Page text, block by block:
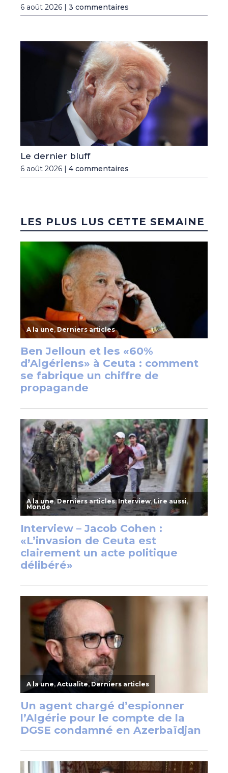
6 août 2026 | 3 commentaires
Le dernier bluff
6 août 2026 | 4 commentaires
LES PLUS LUS CETTE SEMAINE